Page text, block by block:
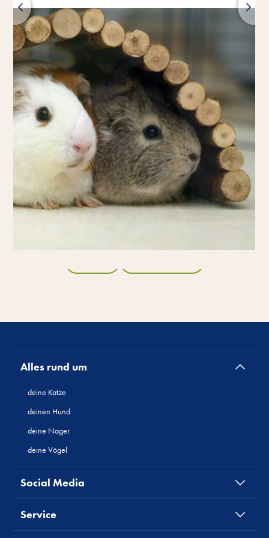
Alles rund um
deine Katze
deinen Hund
deine Nager
deine Vögel
Social Media
Service